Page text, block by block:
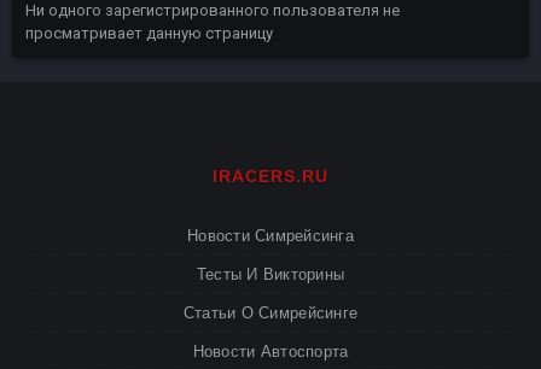
Ни одного зарегистрированного пользователя не
просматривает данную страницу
IRACERS.RU
Новости Симрейсинга
Тесты И Викторины
Статьи О Симрейсинге
Новости Автоспорта